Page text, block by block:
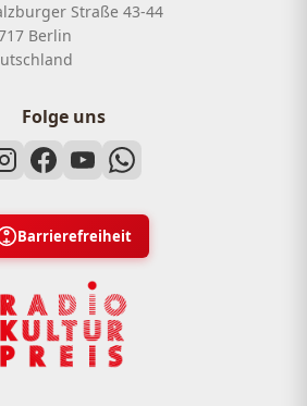
Straße 43-44
Berlin
Folge uns
Barrierefreiheit